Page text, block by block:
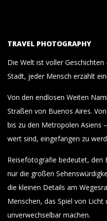
TRAVEL PHOTOGRAPHY
Die Welt ist voller
Stadt, jeder Mensch erzählt
Von den endlosen Weiten
Straßen von Buenos Aires.
bis zu den Metropolen Asiens
wert sind, eingefangen zu
Reisefotografie bedeutet, den
nur die großen
die kleinen Details am
Menschen, das Spiel von
unverwechselbar machen.